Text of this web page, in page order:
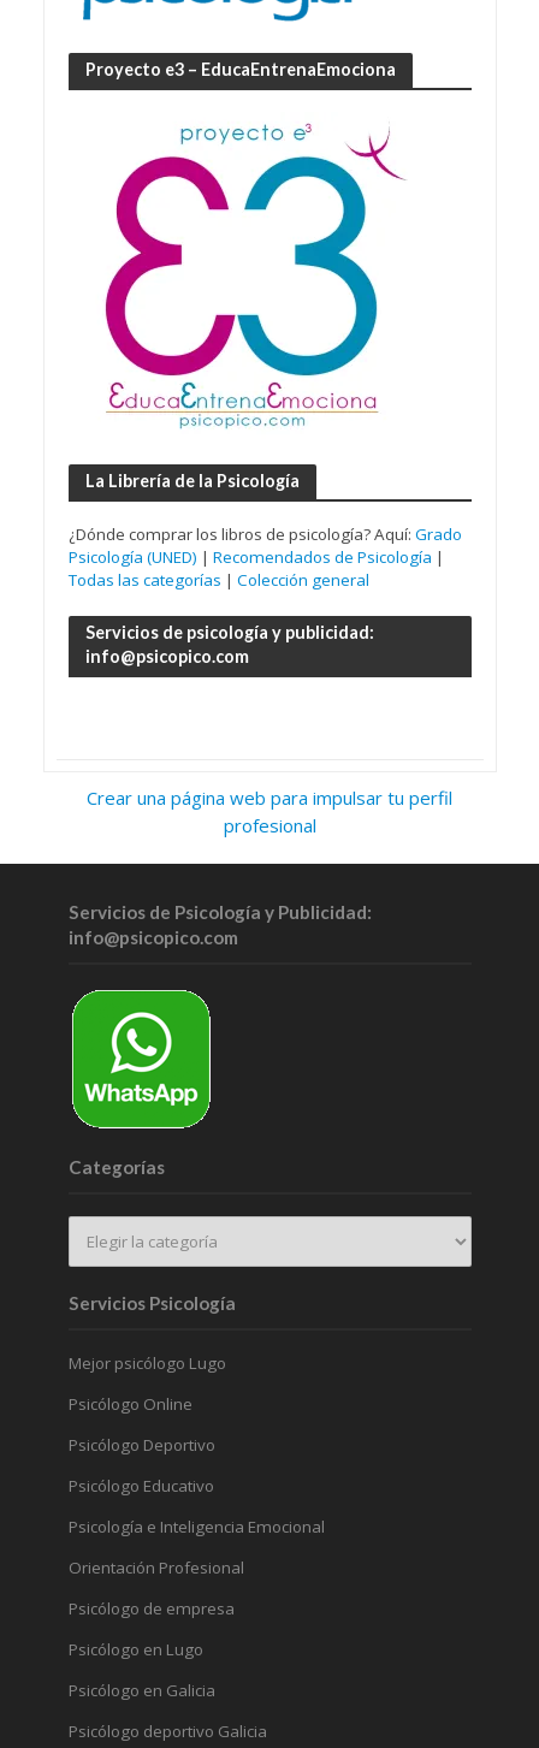
Proyecto e3 – EducaEntrenaEmociona
La Librería de la Psicología
¿Dónde comprar los libros de psicología? Aquí: Grado
Psicología (UNED) | Recomendados de Psicología |
Todas las categorías | Colección general
Servicios de psicología y publicidad:
info@psicopico.com
Crear una página web para impulsar tu perfil
profesional
Servicios de Psicología y Publicidad:
info@psicopico.com
Categorías
Servicios Psicología
Mejor psicólogo Lugo
Psicólogo Online
Psicólogo Deportivo
Psicólogo Educativo
Psicología e Inteligencia Emocional
Orientación Profesional
Psicólogo de empresa
Psicólogo en Lugo
Psicólogo en Galicia
Psicólogo deportivo Galicia